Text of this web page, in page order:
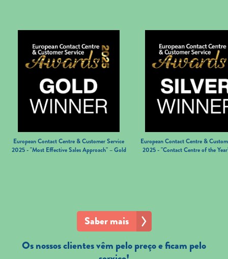
European Contact Centre & Customer Service
2025 - "Most Effective Sales Approach" – Gold
European Contact Centre &
2025 - "Contact Centre of the
Saber mais
Os nossos clientes vêm pelo preço e ficam pelo